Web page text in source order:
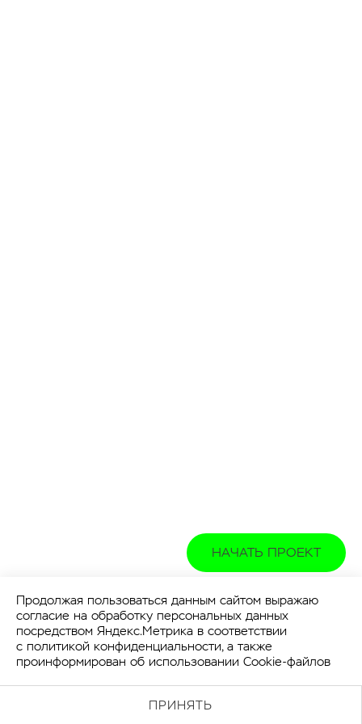
НАЧАТЬ ПРОЕКТ
Продолжая пользоваться данным сайтом выражаю
согласие на обработку персональных данных
посредством Яндекс.Метрика в соответствии
с политикой конфиденциальности, а также
проинформирован об использовании Cookie-файлов
ПРИНЯТЬ